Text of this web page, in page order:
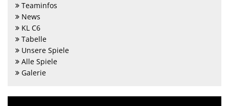
Teaminfos
News
KL C6
Tabelle
Unsere Spiele
Alle Spiele
Galerie